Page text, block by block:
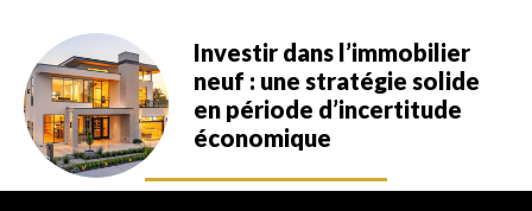
Investir dans l’immobilier
neuf : une stratégie solide
en période d’incertitude
économique